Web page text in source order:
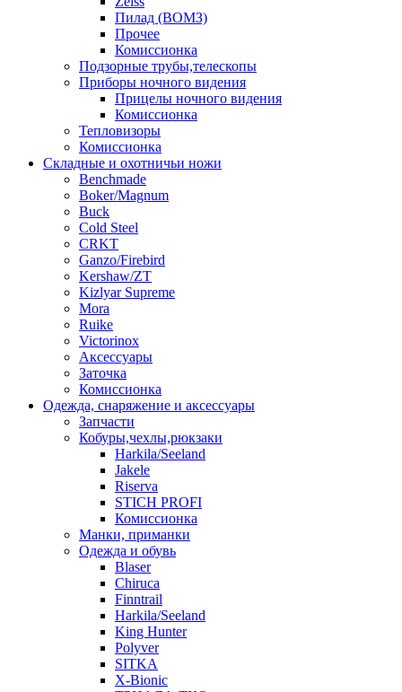
Пилад (ВОМЗ)
Прочее
Комиссионка
Подзорные трубы,телескопы
Приборы ночного видения
Прицелы ночного видения
Комиссионка
Тепловизоры
Комиссионка
Складные и охотничьи ножи
Benchmade
Boker/Magnum
Buck
Cold Steel
CRKT
Ganzo/Firebird
Kershaw/ZT
Kizlyar Supreme
Mora
Ruike
Victorinox
Аксессуары
Заточка
Комиссионка
Одежда, снаряжение и аксессуары
Запчасти
Кобуры,чехлы,рюкзаки
Harkila/Seeland
Jakele
Riserva
STICH PROFI
Комиссионка
Манки, приманки
Одежда и обувь
Blaser
Chiruca
Finntrail
Harkila/Seeland
King Hunter
Polyver
SITKA
X-Bionic